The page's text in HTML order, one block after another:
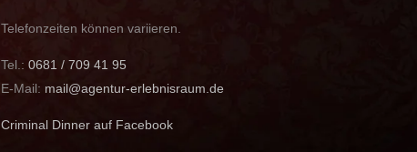
Telefonzeiten können variieren.
Tel.: 0681 / 709 41 95
E-Mail: mail@agentur-erlebnisraum.de
Criminal Dinner auf Facebook